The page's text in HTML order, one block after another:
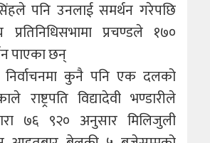
पनि उनलाई समर्थन गरेपछि
प्रचण्डले १७०
पाएका छन्
निर्वाचनमा कुनै पनि एक दलको
विद्यादेवी भण्डारीले
७६ ९२० अनुसार मिलिजुली